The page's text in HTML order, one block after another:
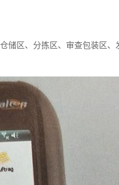
储区、分拣区、审查包装区